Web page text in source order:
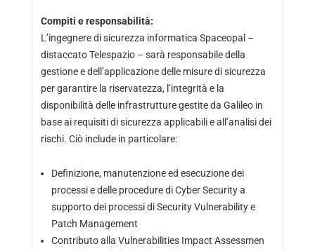
Compiti e responsabilità:
L’ingegnere di sicurezza informatica Spaceopal –
distaccato Telespazio – sarà responsabile della
gestione e dell’applicazione delle misure di sicurezza
per garantire la riservatezza, l’integrità e la
disponibilità delle infrastrutture gestite da Galileo in
base ai requisiti di sicurezza applicabili e all’analisi dei
rischi. Ciò include in particolare:
Definizione, manutenzione ed esecuzione dei
processi e delle procedure di Cyber ​​Security a
supporto dei processi di Security Vulnerability e
Patch Management
Contributo alla Vulnerabilities Impact Assessmen